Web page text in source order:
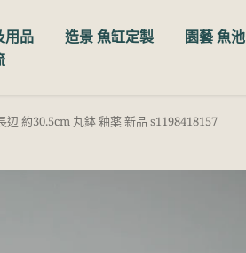
用品 造景 魚缸定製 園藝 魚池
辺 約30.5cm 丸鉢 釉薬 新品 s1198418157